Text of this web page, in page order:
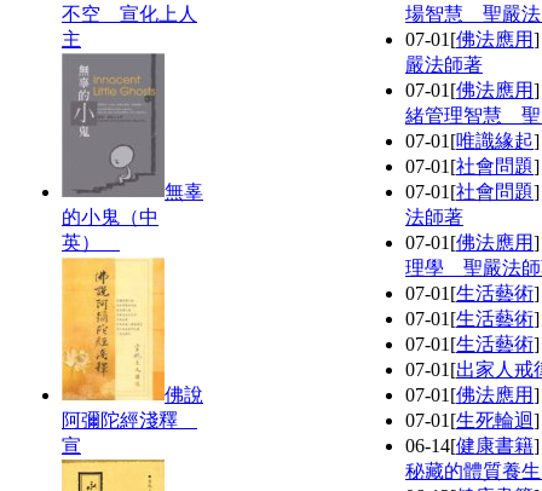
不空 宣化上人
主
無辜
的小鬼（中
英）
佛說
阿彌陀經淺釋
宣
場智慧 聖嚴
07-01 [佛法應用
嚴法師著
07-01 [佛法應用
緒管理智慧
07-01 [唯識緣起
07-01 [社會問題
07-01 [社會問題
法師著
07-01 [佛法應用
理學 聖嚴法
07-01 [生活藝術
07-01 [生活藝術
07-01 [生活藝術
07-01 [出家人戒
07-01 [佛法應用
07-01 [生死輪迴
06-14[健康書籍
秘藏的體質養